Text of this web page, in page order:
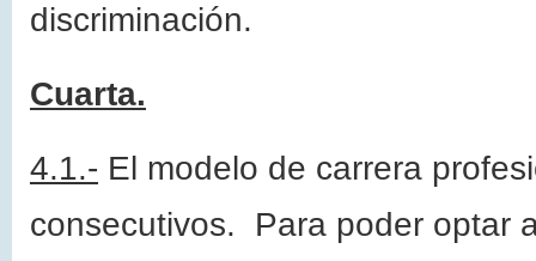
discriminación.
Cuarta.
4.1.- El modelo de carrera
consecutivos. Para poder optar